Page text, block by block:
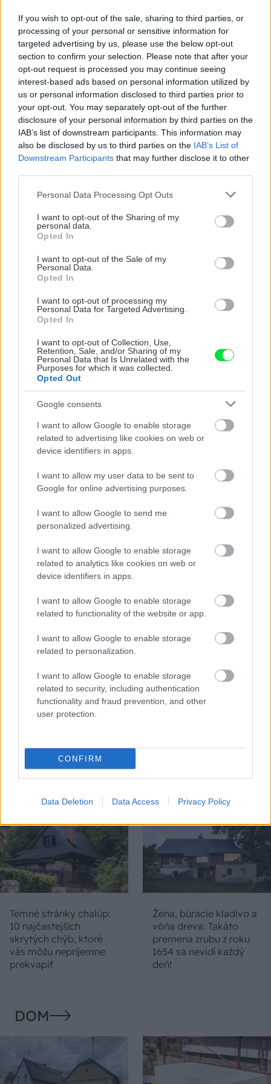
If you wish to opt-out of the sale, sharing to third parties, or
processing of your personal or sensitive information for
targeted advertising by us, please use the below opt-out
section to confirm your selection. Please note that after your
opt-out request is processed you may continue seeing
interest-based ads based on personal information utilized by
us or personal information disclosed to third parties prior to
your opt-out. You may separately opt-out of the further
disclosure of your personal information by third parties on the
IAB’s list of downstream participants. This information may
also be disclosed by us to third parties on the IAB’s List of
Downstream Participants that may further disclose it to other
Please note that this website/app uses one or more Google
not limited to your visit or usage behaviour. You may click to
grant or deny consent to Google and its third-party tags to
use your data for below specified purposes in below Google
consent section.
Personal Data Processing Opt Outs
I want to opt-out of the Sharing of my
personal data.
Opted In
I want to opt-out of the Sale of my
Personal Data.
Opted In
I want to opt-out of processing my
Personal Data for Targeted Advertising.
Opted In
I want to opt-out of Collection, Use,
Retention, Sale, and/or Sharing of my
Personal Data that Is Unrelated with the
Purposes for which it was collected.
Opted Out
Google consents
I want to allow Google to enable storage
related to advertising like cookies on web or
device identifiers in apps.
I want to allow my user data to be sent to
Google for online advertising purposes.
I want to allow Google to send me
personalized advertising.
I want to allow Google to enable storage
related to analytics like cookies on web or
device identifiers in apps.
I want to allow Google to enable storage
related to functionality of the website or app.
I want to allow Google to enable storage
related to personalization.
I want to allow Google to enable storage
related to security, including authentication
functionality and fraud prevention, and other
user protection.
CONFIRM
Data Deletion Data Access Privacy Policy
Nekupujte drahé lapače: Vyrobte si za 5 minút domácu
pascu na osy a sršne, ktorá ich nepustí von
Bros sprej necaka kym osa vypije moje pivo. Zaroven
nasmrdi cele hniezdo a neostane tam nic zive. Vasa
pasca naucinke moc efektivne. Skor pritiahne slimaky
Viete, kedy použiť akú maltu? Spoznajte rozdiely, ktoré
vám ušetria čas v stavebninách aj pri práci
Ten článok mal takú výpovednú hodnotu ako učivo pre
3 ročník základnej školy. To fakt? AI alebo nejaka kniha
z VŠ? Dnešné rychlotvrdnuce malty - pevnosť 40 Mpa a
doba schnutia tak 15 minut , k tomu vodotesné s
kryštálikou. A rozdiel - schnutie a zretie. Nič?
Záhradné ležadlá v obchodoch sú predražené. Toto si
vyrobíte pod 140 eur a je oveľa pohodlnejšie!
Žiadne čapovanie alebo zadlabávanie, všetko len na
čínske skrutky. Alternatíva slovenskej IKEI - čo sa týka
pevnosti. Autor si nedal veľa námahy s remeselným
spracovaním, škoda. No lepšie než ten odpad z DTD
predávaný v Kauflande alebo Lídli.
ZÁHRADA
5 trvaliek s
ktoré dodajú vášmu
záhonu celosezónny
šmrnc
vysaďte na miesta, na
ktoré slnko svieti celý
deň
levanduľa! 7 fialových
krások, ktoré rozžiaria
ochabnuté izbové
Na Morave prerobila
vojdete dnu, zabudnete,
že nie ste v Toskánsku
duchu tradícií
Temné stránky chalúp:
10 najčastejších
skrytých chýb, ktoré
vás môžu nepríjemne
prekvapiť
Žena, búracie kladivo a
vôňa dreva: Takáto
premena zrubu z roku
1654 sa nevidí každý
deň!
DOM